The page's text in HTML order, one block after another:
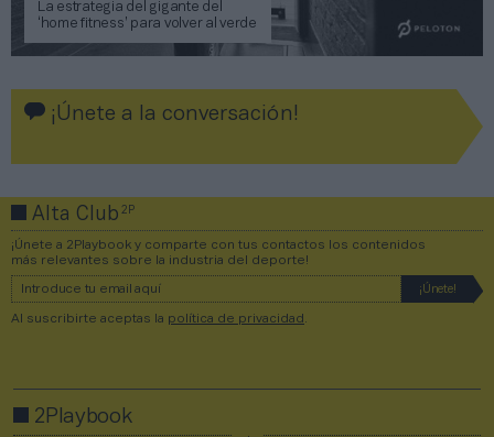
La estrategia del gigante del
‘home fitness’ para volver al verde
¡Únete a la conversación!
Alta Club2P
¡Únete a 2Playbook y comparte con tus contactos los contenidos
más relevantes sobre la industria del deporte!
Al suscribirte aceptas la política de privacidad
2Playbook